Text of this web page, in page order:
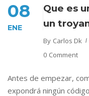
08
ENE
Que es
un
By Carlos Dk
0 Comment
Antes de empezar,
expondrá ningún